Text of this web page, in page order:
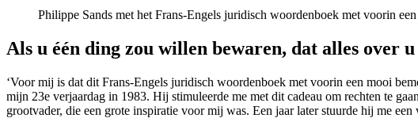
Philippe Sands met het Frans-Engels juridisch woordenboek met voorin
Als u één ding zou willen bewaren, dat alles over
‘Voor mij is dat dit Frans-Engels juridisch woordenboek met voorin een mooi
mijn 23e verjaardag in 1983. Hij stimuleerde me met dit cadeau om rechten te
grootvader, die een grote inspiratie voor mij was. Een jaar later stuurde hij me